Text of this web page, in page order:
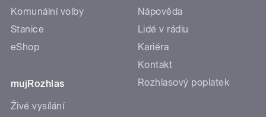
Komunální volby
Stanice
eShop
mujRozhlas
Živé vysílání
Nápověda
Lidé v rádiu
Kariéra
Kontakt
Rozhlasový poplatek